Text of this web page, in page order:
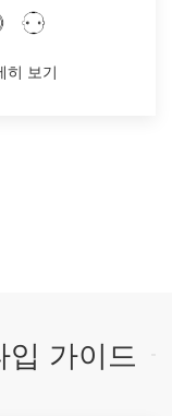
히 보기
입 가이드